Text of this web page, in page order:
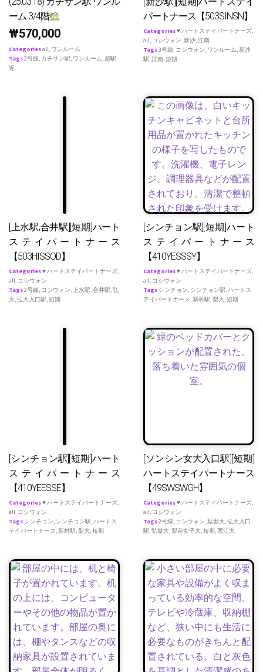
ーム 3/4階
₩570,000
Categoriesall, ワンルーム
Tags2号線, カチサン駅, ワンルーム, 超駅
近
パートナース【503SINSN】
Categories♥ ハートステイパートナーズ,
all, コシウォン,新沙,江南
Tags3号線, コシウォン, ワンルーム,新沙
駅,江南,短期
[上水駅,合井駅][短期]ハート
ステイパートナース
【503HISSOD】
Categories♥ ハートステイパートナーズ,
all, コシウォン
Tags2号線, コシウォン, 上水駅,合井駅,弘
大,弘大入口駅,短期
[シンチョン駅][短期]ハート
ステイパートナース
【410YESSSY】
Categories♥ ハートステイパートナーズ,
all, コシウォン
Tags シンチョン, シンチョン駅,ハートス
テイパートナース,新村駅,梨大,短期
[シンチョン駅][短期]ハート
ステイパートナース
【410YEESSE】
Categories♥ ハートステイパートナーズ,
all, コシウォン
Tags シンチョン, シンチョン駅,ハートス
テイパートナース,新村駅,梨大,短期
[ソンシン女大入口駅][短期]
ハートステイパートナース
【49SWSWGH】
Categories♥ ハートステイパートナーズ,
all, コシウォン
Tags2号線, コシウォン,延世大,弘大入口
駅,弘益大,梨花女子大,短期,西江大